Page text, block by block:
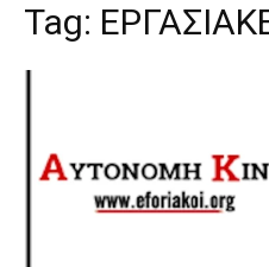
Tag: